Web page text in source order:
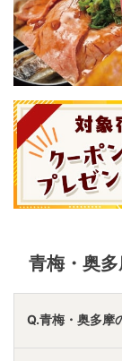
青梅・奥多
Q.青梅・奥多摩